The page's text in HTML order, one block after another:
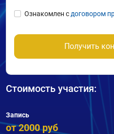
Ознакомлен с договором
Получить
Стоимость участия:
Запись
от 2000 руб